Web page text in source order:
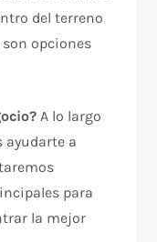
del terreno
opciones
A lo largo
ayudarte a
para
la mejor